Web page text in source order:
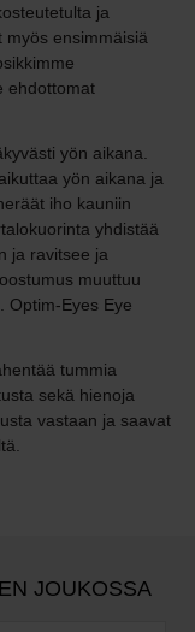
ja
myös ensimmäisiä
ehdottomat
yön aikana.
yön aikana ja
iho kauniin
yhdistää
ja ravitsee ja
muuttuu
Optim-Eyes Eye
tummia
sekä hienoja
vastaan ja saavat
JOUKOSSA